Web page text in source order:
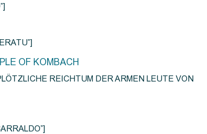
OF KOMBACH
REICHTUM DER ARMEN LEUTE VON